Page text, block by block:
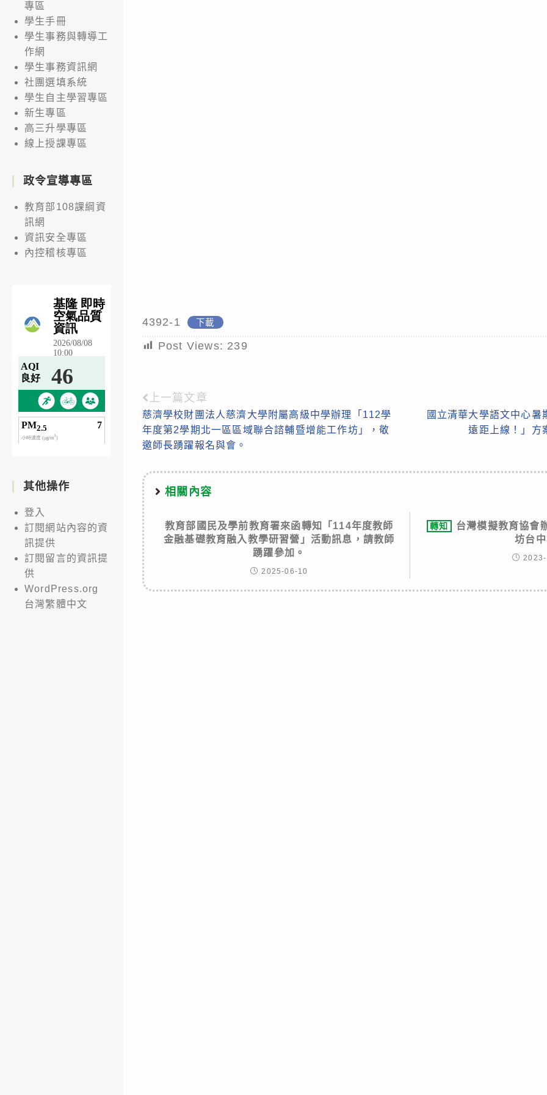
4392-1 下載
Post Views: 239
Read
more
articles
上一篇文章
慈濟學校財團法人慈濟大學附屬高級中學辦理「112學
年度第2學期北一區區域聯合諮輔暨增能工作坊」，敬
邀師長踴躍報名與會。
國立清華大學語文中心
遠距上線！」方
相關內容
教育部國民及學前教育署來函轉知「114年度教師
金融基礎教育融入教學研習營」活動訊息，請教師
踴躍參加。
2025-06-10
轉知
台灣模擬教育協會
坊台
專區
學生手冊
學生事務與轉導工
作網
學生事務資訊網
社團選填系統
學生自主學習專區
新生專區
高三升學專區
線上授課專區
政令宣導專區
教育部108課綱資
訊網
資訊安全專區
內控稽核專區
其他操作
登入
訂閱網站內容的資
訊提供
訂閱留言的資訊提
供
WordPress.org
台灣繁體中文